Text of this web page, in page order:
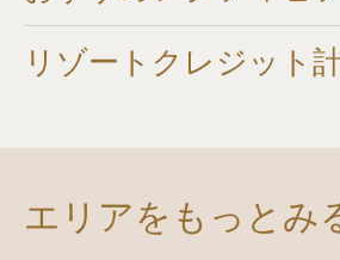
リゾートクレジット
エリアをもっとみ